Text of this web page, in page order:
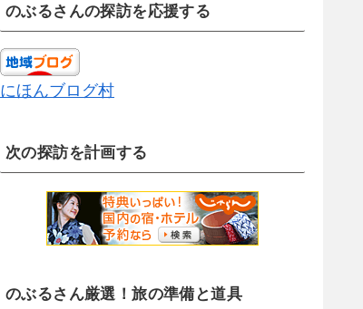
のぶるさんの探訪を応援する
にほんブログ村
次の探訪を計画する
のぶるさん厳選！旅の準備と道具